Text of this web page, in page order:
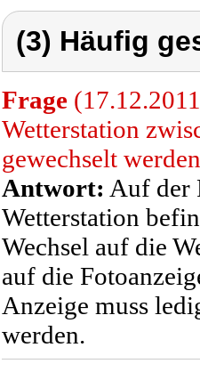
(3) Häufig
Frage
Wetterstation
gewechselt
Antwort: Auf der
Wetterstation
Wechsel auf die
auf die
Anzeige muss
werden.